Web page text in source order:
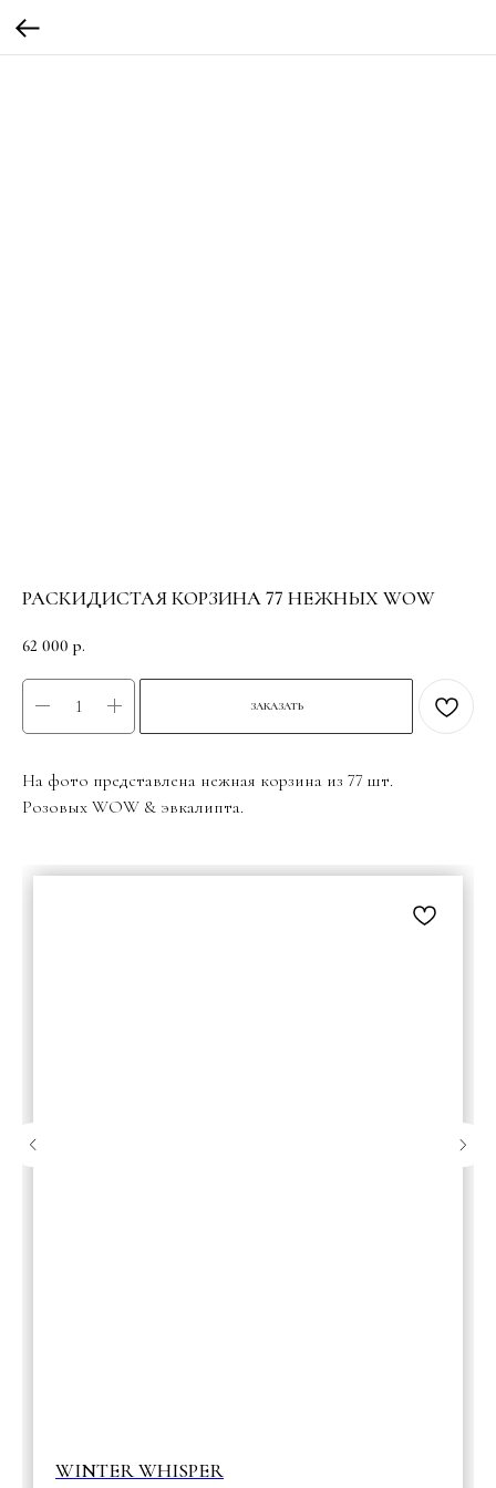
РАСКИДИСТАЯ КОРЗИНА 77 НЕЖНЫХ WOW
62 000 р.
ЗАКАЗАТЬ
На фото представлена нежная корзина из 77 шт.
Розовых WOW & эвкалипта.
WINTER WHISPER